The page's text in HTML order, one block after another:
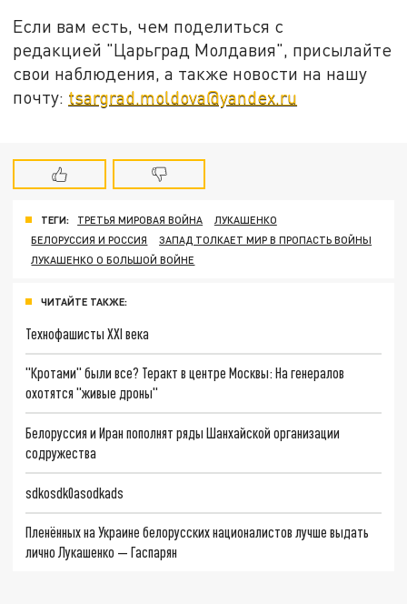
Если вам есть, чем поделиться с
редакцией "Царьград Молдавия", присылайте
свои наблюдения, а также новости на нашу
почту: tsargrad.moldova@yandex.ru
ТЕГИ: ТРЕТЬЯ МИРОВАЯ ВОЙНА
ЛУКАШЕНКО
БЕЛОРУССИЯ И РОССИЯ
ЗАПАД ТОЛКАЕТ МИР В ПРОПАСТЬ ВОЙНЫ
ЛУКАШЕНКО О БОЛЬШОЙ ВОЙНЕ
ЧИТАЙТЕ ТАКЖЕ:
Технофашисты XXI века
"Кротами" были все? Теракт в центре Москвы: На генералов
охотятся "живые дроны"
Белоруссия и Иран пополнят ряды Шанхайской организации
содружества
sdkosdk0asodkads
Пленённых на Украине белорусских националистов лучше выдать
лично Лукашенко — Гаспарян